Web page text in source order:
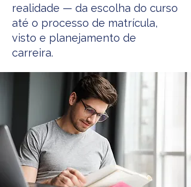
realidade — da escolha do curso
até o processo de matrícula,
visto e planejamento de
carreira.